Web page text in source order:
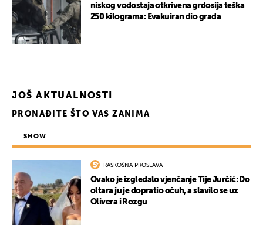
niskog vodostaja otkrivena grdosija teška
250 kilograma: Evakuiran dio grada
JOŠ AKTUALNOSTI
PRONAĐITE ŠTO VAS ZANIMA
SHOW
RASKOŠNA PROSLAVA
Ovako je izgledalo vjenčanje Tije Jurčić: Do
oltara ju je dopratio očuh, a slavilo se uz
Olivera i Rozgu